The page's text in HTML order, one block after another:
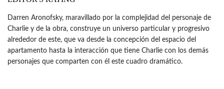
Darren Aronofsky, maravillado por la complejidad del personaje de
Charlie y de la obra, construye un universo particular y progresivo
alrededor de este, que va desde la concepción del espacio del
apartamento hasta la interacción que tiene Charlie con los demás
personajes que comparten con él este cuadro dramático.